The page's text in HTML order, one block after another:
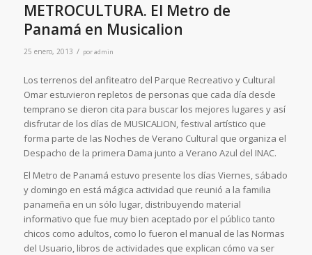
METROCULTURA. El Metro de
Panamá en Musicalion
25 enero, 2013 / poradmin
Los terrenos del anfiteatro del Parque Recreativo y Cultural
Omar estuvieron repletos de personas que cada día desde
temprano se dieron cita para buscar los mejores lugares y así
disfrutar de los días de MUSICALION, festival artístico que
forma parte de las Noches de Verano Cultural que organiza el
Despacho de la primera Dama junto a Verano Azul del INAC.
El Metro de Panamá estuvo presente los días Viernes, sábado
y domingo en está mágica actividad que reunió a la familia
panameña en un sólo lugar, distribuyendo material
informativo que fue muy bien aceptado por el público tanto
chicos como adultos, como lo fueron el manual de las Normas
del Usuario, libros de actividades que explican cómo va ser